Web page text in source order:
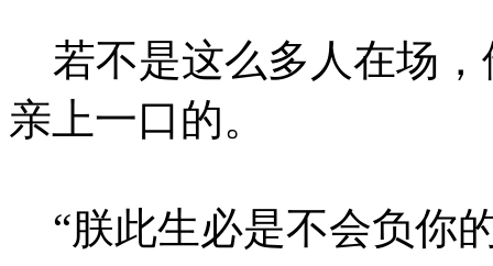
若不是这么多人在场，
亲上一口的。
“朕此生必是不会负你